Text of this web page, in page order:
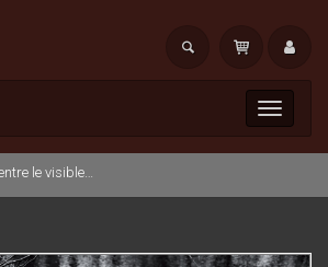
Toggle
visible et l'invisible